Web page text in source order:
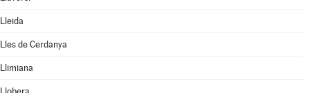
Lleida
Lles de Cerdanya
Llimiana